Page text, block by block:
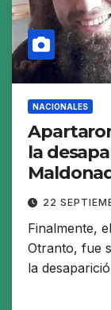
NACIONALES
la
22
Finalmente,
Otranto, fue
la